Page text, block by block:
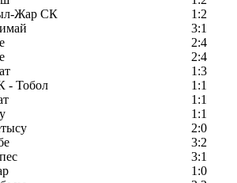
Жар СК
1:2
3:1
2:4
2:4
1:3
- Тобол
1:1
1:1
1:1
2:0
3:2
3:1
1:0